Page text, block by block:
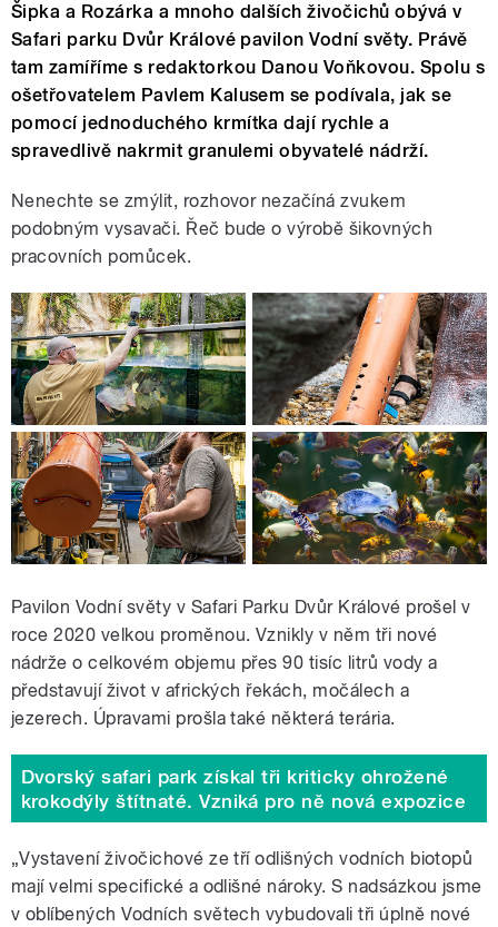
Šipka a Rozárka a mnoho dalších živočichů obývá v
Safari parku Dvůr Králové pavilon Vodní světy. Právě
tam zamíříme s redaktorkou Danou Voňkovou. Spolu s
ošetřovatelem Pavlem Kalusem se podívala, jak se
pomocí jednoduchého krmítka dají rychle a
spravedlivě nakrmit granulemi obyvatelé nádrží.
Nenechte se zmýlit, rozhovor nezačíná zvukem
podobným vysavači. Řeč bude o výrobě šikovných
pracovních pomůcek.
Pavilon Vodní světy v Safari Parku Dvůr Králové prošel v
roce 2020 velkou proměnou. Vznikly v něm tři nové
nádrže o celkovém objemu přes 90 tisíc litrů vody a
představují život v afrických řekách, močálech a
jezerech. Úpravami prošla také některá terária.
Dvorský safari park získal tři kriticky ohrožené
krokodýly štítnaté. Vzniká pro ně nová expozice
„Vystavení živočichové ze tří odlišných vodních biotopů
mají velmi specifické a odlišné nároky. S nadsázkou jsme
v oblíbených Vodních světech vybudovali tři úplně nové